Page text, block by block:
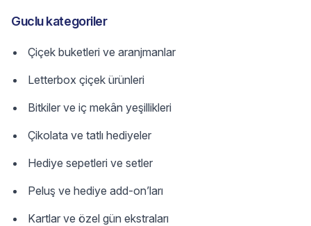
Guclu kategoriler
Çiçek buketleri ve aranjmanlar
Letterbox çiçek ürünleri
Bitkiler ve iç mekân yeşillikleri
Çikolata ve tatlı hediyeler
Hediye sepetleri ve setler
Peluş ve hediye add-on’ları
Kartlar ve özel gün ekstraları